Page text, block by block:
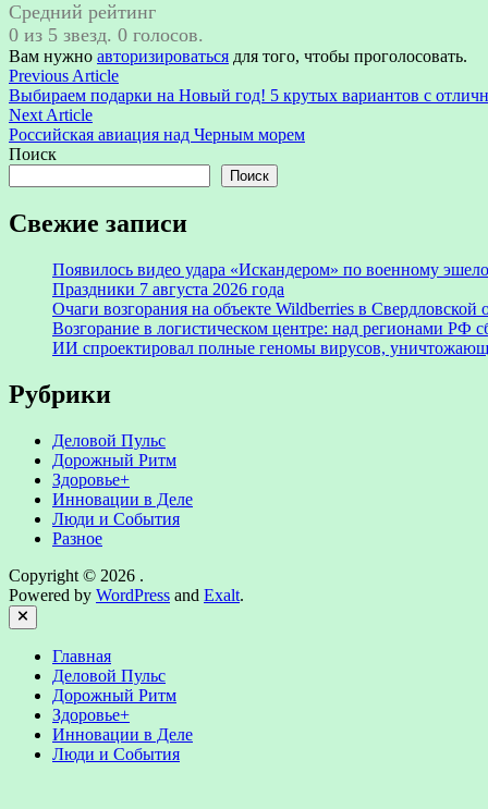
Средний рейтинг
0 из 5 звезд. 0 голосов.
Вам нужно авторизироваться для того, чтобы проголосовать.
Навигация
по
записям
Previous ArticlePrevious
article:
Выбираем подарки на Новый год! 5 крутых вариантов с
Next ArticleNext
article:
Российская авиация над Черным морем
Поиск
Поиск
Свежие записи
Появилось видео удара «Искандером» по военному
Праздники 7 августа 2026 года
Очаги возгорания на объекте Wildberries в Свердловской
Возгорание в логистическом центре: над регионами РФ
ИИ спроектировал полные геномы вирусов,
Рубрики
Деловой Пульс
Дорожный Ритм
Здоровье+
Инновации в Деле
Люди и События
Разное
Copyright © 2026 .
Powered by WordPress and Exalt.
Close
Главная
Деловой Пульс
Дорожный Ритм
Здоровье+
Инновации в Деле
Люди и События